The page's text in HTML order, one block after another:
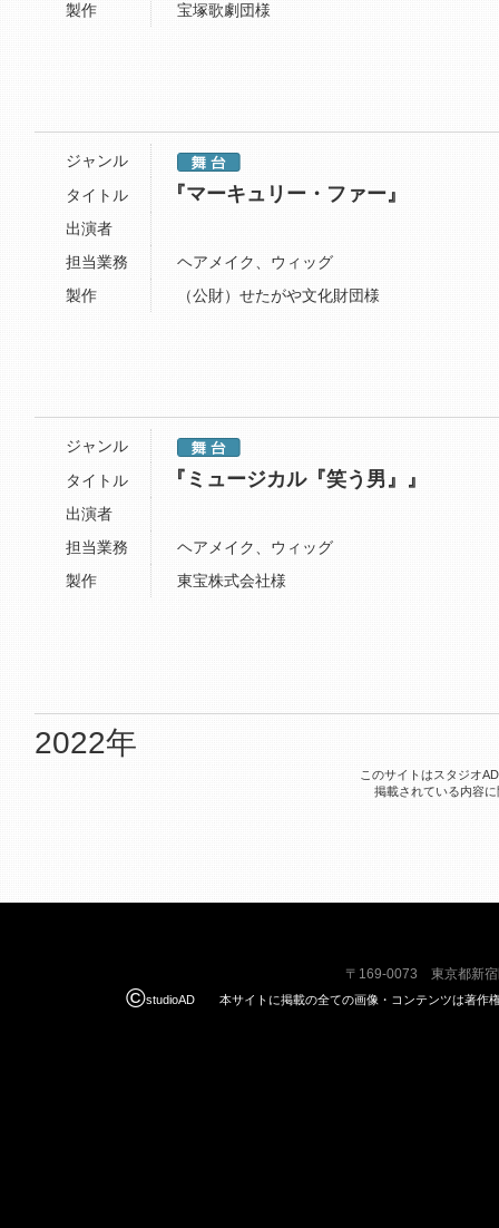
製作
宝塚歌劇団様
ジャンル
タイトル
『マーキュリー・ファー』
出演者
担当業務
ヘアメイク、ウィッグ
製作
（公財）せたがや文化財団様
ジャンル
タイトル
『ミュージカル『笑う男』』
出演者
担当業務
ヘアメイク、ウィッグ
製作
東宝株式会社様
2022年
このサイトはスタジオ
掲載されている内容
〒169-0073 東京都新宿
©studioAD 本サイトに掲載の全ての画像・コンテンツは著作権